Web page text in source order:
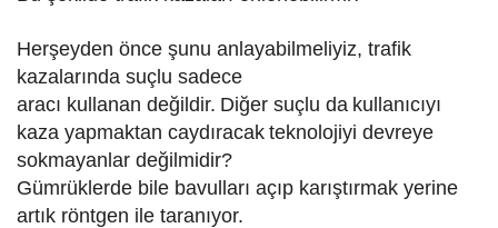
Herşeyden önce şunu anlayabilmeliyiz, trafik
kazalarında suçlu sadece
aracı kullanan değildir. Diğer suçlu da kullanıcıyı
kaza yapmaktan caydıracak teknolojiyi devreye
sokmayanlar değilmidir?
Gümrüklerde bile bavulları açıp karıştırmak yerine
artık röntgen ile taranıyor.